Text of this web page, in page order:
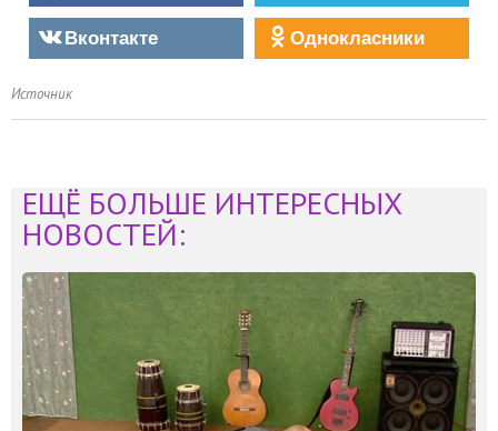
Вконтакте
Однокласники
Источник
ЕЩЁ БОЛЬШЕ ИНТЕРЕСНЫХ
НОВОСТЕЙ: